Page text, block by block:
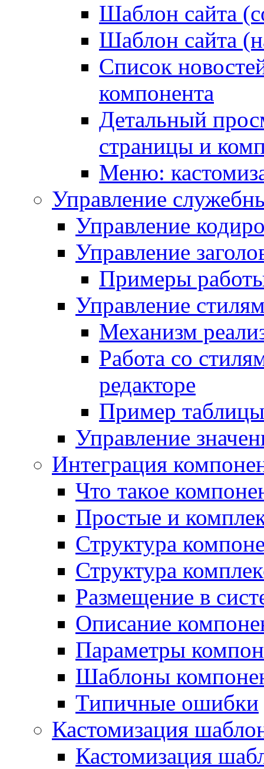
Шаблон сайта
Шаблон сайта
Список
компонента
Детальный
страницы и
Меню:
Управление
Управление
Управление
Примеры
Управление
Механизм
Работа со
редакторе
Пример
Управление
Интеграция
Что такое
Простые и
Структура
Структура
Размещение в
Описание
Параметры
Шаблоны
Типичные ошибки
Кастомизация
Кастомизация